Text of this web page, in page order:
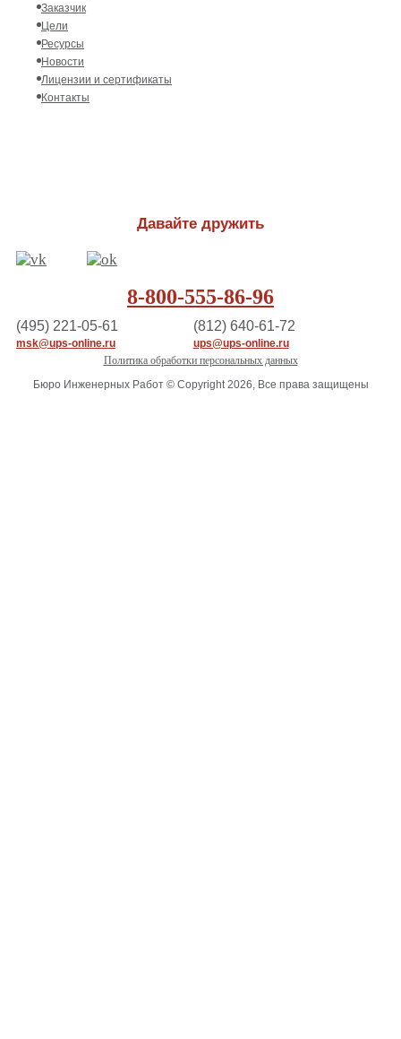
Заказчик
Цели
Ресурсы
Новости
Лицензии и сертификаты
Контакты
Давайте дружить
8-800-555-86-96
(495) 221-05-61
msk@ups-online.ru
(812) 640-61-72
ups@ups-online.ru
Политика обработки персональных данных
Бюро Инженерных Работ © Copyright 2026, Все права защищены